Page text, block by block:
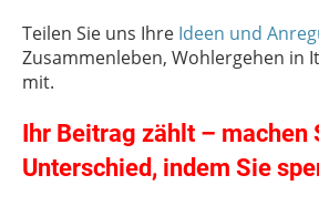
Teilen Sie uns Ihre Ideen und
Zusammenleben, Wohlergehen in
mit.
Ihr Beitrag zählt – machen
Unterschied, indem Sie